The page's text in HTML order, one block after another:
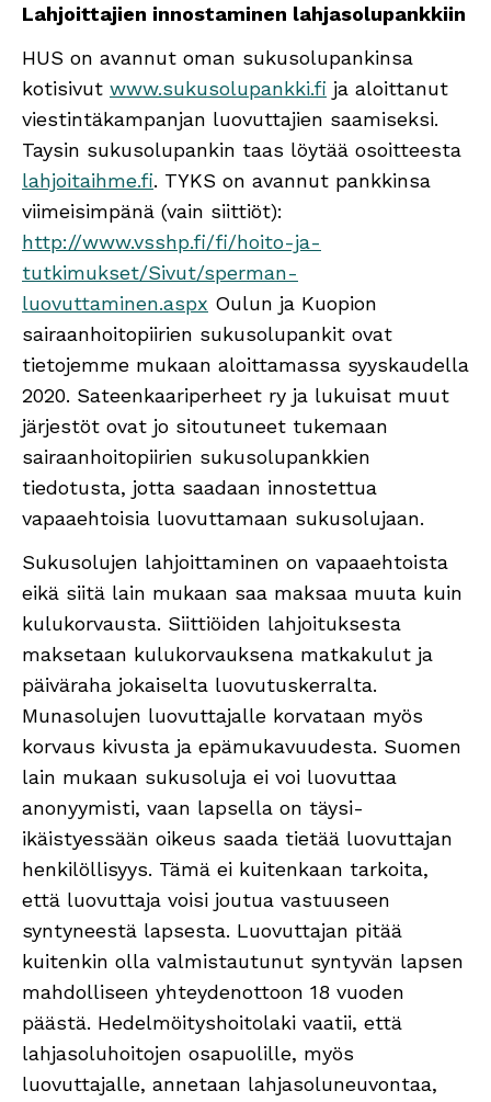
Lahjoittajien innostaminen lahjasolupankkiin
HUS on avannut oman sukusolupankinsa
kotisivut www.sukusolupankki.fi ja aloittanut
viestintäkampanjan luovuttajien saamiseksi.
Taysin sukusolupankin taas löytää osoitteesta
lahjoitaihme.fi. TYKS on avannut pankkinsa
viimeisimpänä (vain siittiöt):
http://www.vsshp.fi/fi/hoito-ja-
tutkimukset/Sivut/sperman-
luovuttaminen.aspx Oulun ja Kuopion
sairaanhoitopiirien sukusolupankit ovat
tietojemme mukaan aloittamassa syyskaudella
2020. Sateenkaariperheet ry ja lukuisat muut
järjestöt ovat jo sitoutuneet tukemaan
sairaanhoitopiirien sukusolupankkien
tiedotusta, jotta saadaan innostettua
vapaaehtoisia luovuttamaan sukusolujaan.
Sukusolujen lahjoittaminen on vapaaehtoista
eikä siitä lain mukaan saa maksaa muuta kuin
kulukorvausta. Siittiöiden lahjoituksesta
maksetaan kulukorvauksena matkakulut ja
päiväraha jokaiselta luovutuskerralta.
Munasolujen luovuttajalle korvataan myös
korvaus kivusta ja epämukavuudesta. Suomen
lain mukaan sukusoluja ei voi luovuttaa
anonyymisti, vaan lapsella on täysi-
ikäistyessään oikeus saada tietää luovuttajan
henkilöllisyys. Tämä ei kuitenkaan tarkoita,
että luovuttaja voisi joutua vastuuseen
syntyneestä lapsesta. Luovuttajan pitää
kuitenkin olla valmistautunut syntyvän lapsen
mahdolliseen yhteydenottoon 18 vuoden
päästä. Hedelmöityshoitolaki vaatii, että
lahjasoluhoitojen osapuolille, myös
luovuttajalle, annetaan lahjasoluneuvontaa,